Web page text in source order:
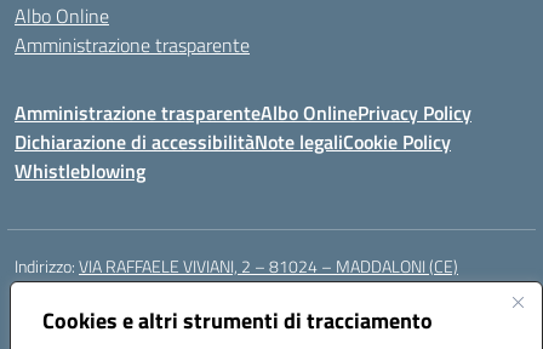
Cookies e altri strumenti di tracciamento
Albo Online
Amministrazione trasparente
Amministrazione trasparenteAlbo OnlinePrivacy Policy
Dichiarazione di accessibilitàNote legaliCookie Policy
Whistleblowing
Indirizzo:VIA RAFFAELE VIVIANI, 2 – 81024 – MADDALONI (CE)
Centralino:
Posta elettronica certificata (PEC):ceic8av00r@pec.istruzione.it